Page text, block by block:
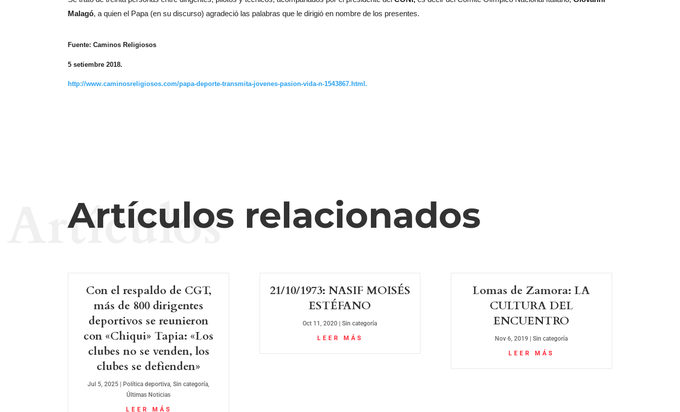
Malagó, a quien el Papa (en su discurso) agradeció las palabras que le dirigió en nombre de los presentes.
Fuente: Caminos Religiosos
5 setiembre 2018.
http://www.caminosreligiosos.com/papa-deporte-transmita-jovenes-pasion-vida-n-1543867.html.
Artículos relacionados
Artículos
Con el respaldo de CGT,
más de 800 dirigentes
deportivos se reunieron
con «Chiqui» Tapia: «Los
clubes no se venden, los
clubes se defienden»
Jul 5, 2025 | Política deportiva ,Sin categoría
Últimas Noticias
LEER MÁS
21/10/1973: NASIF MOISÉS
ESTÉFANO
Oct 11, 2020 |Sin categoría
LEER MÁS
Lomas de Zamora: LA
CULTURA DEL
ENCUENTRO
Nov 6, 2019 |Sin categoría
LEER MÁS